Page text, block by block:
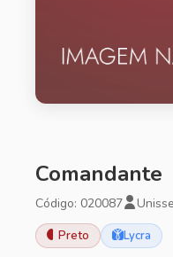
Comandante
Código: 020087
Preto Lycra